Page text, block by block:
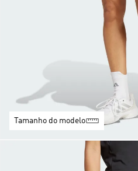
Tamanho do modelo